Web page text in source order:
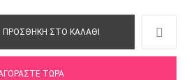
ΠΡΟΣΘΉΚΗ ΣΤΟ ΚΑΛΆΘΙ
ΤΏΡΑ